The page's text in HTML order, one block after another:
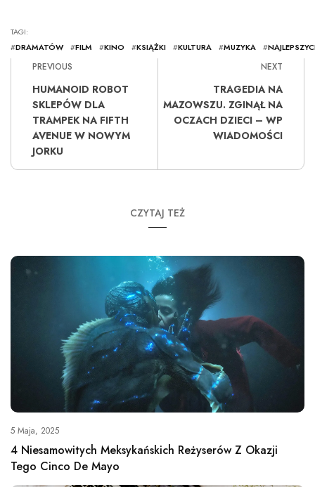
TAGI:
#DRAMATÓW #FILM #KINO #KSIĄŻKI #KULTURA #MUZYKA #
PREVIOUS
HUMANOID ROBOT
SKLEPÓW DLA
TRAMPEK NA FIFTH
AVENUE W NOWYM
JORKU
NEXT
TRAGEDIA NA
MAZOWSZU. ZGINĄŁ NA
OCZACH DZIECI – WP
WIADOMOŚCI
CZYTAJ TEŻ
5 Maja, 2025
4 Niesamowitych Meksykańskich Reżyserów Z Okazji
Tego Cinco De Mayo